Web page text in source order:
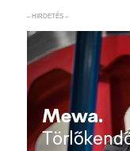
– HIRDETÉS –